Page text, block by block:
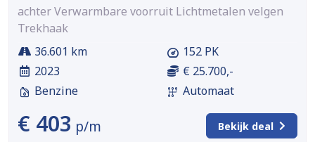
achter Verwarmbare voorruit Lichtmetalen velgen
Trekhaak
36.601 km
2023
Benzine
152 PK
€ 25.700,-
Automaat
€ 403 p/m Bekijk deal